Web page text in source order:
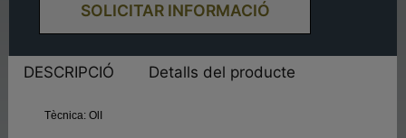
SOLICITAR INFORMACIÓ
DESCRIPCIÓ Detalls del producte
Tècnica: OlI